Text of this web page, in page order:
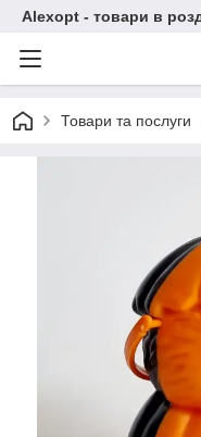
Alexopt - товари в
Товари та послуги